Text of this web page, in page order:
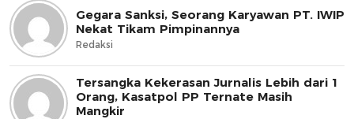
Gegara Sanksi, Seorang Karyawan PT. IWIP
Nekat Tikam Pimpinannya
Redaksi
Tersangka Kekerasan Jurnalis Lebih dari 1
Orang, Kasatpol PP Ternate Masih
Mangkir